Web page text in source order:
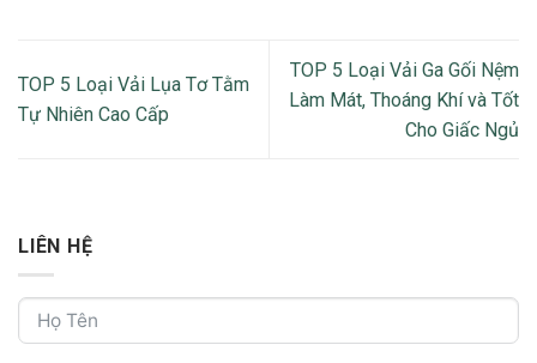
TOP 5 Loại Vải Lụa Tơ Tằm
Tự Nhiên Cao Cấp
TOP 5 Loại Vải Ga Gối Nệm
Làm Mát, Thoáng Khí và Tốt
Cho Giấc Ngủ
LIÊN HỆ